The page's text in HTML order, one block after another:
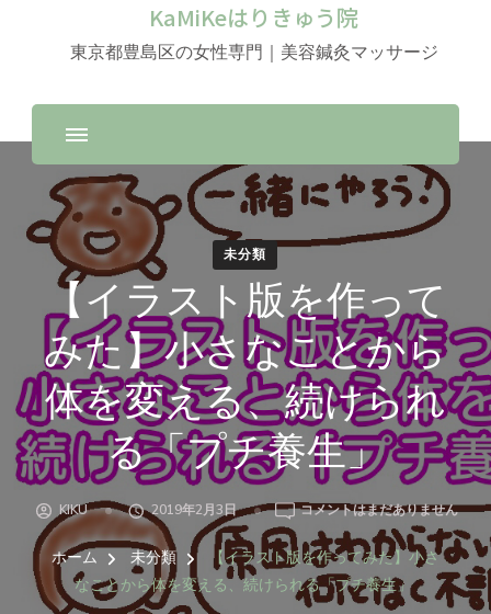
KaMiKeはりきゅう院
東京都豊島区の女性専門｜美容鍼灸マッサージ
未分類
【イラスト版を作って
みた】小さなことから
体を変える、続けられ
る「プチ養生」
KIKU 2019年2月3日
【イ
ス
ト
版
コメントはまだありません
ホーム 未分類
【イラスト版を作ってみた】小さ
なことから体を変える、続けられる「プチ養生」